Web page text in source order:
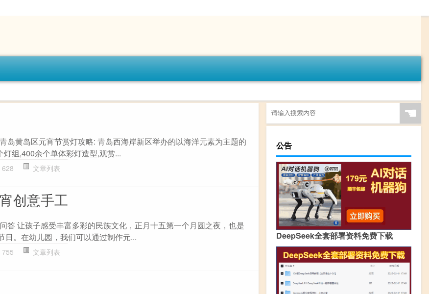
岛黄岛区元宵节赏灯攻略: 青岛西海岸新区举办的以海洋元素为主题的
组,400余个单体彩灯造型,观赏...
628 文章列表
创意手工
答 让孩子感受丰富多彩的民族文化，正月十五第一个月圆之夜，也是
日。在幼儿园，我们可以通过制作元...
755 文章列表
☚
公告
DeepSeek全套部署资料免费下载